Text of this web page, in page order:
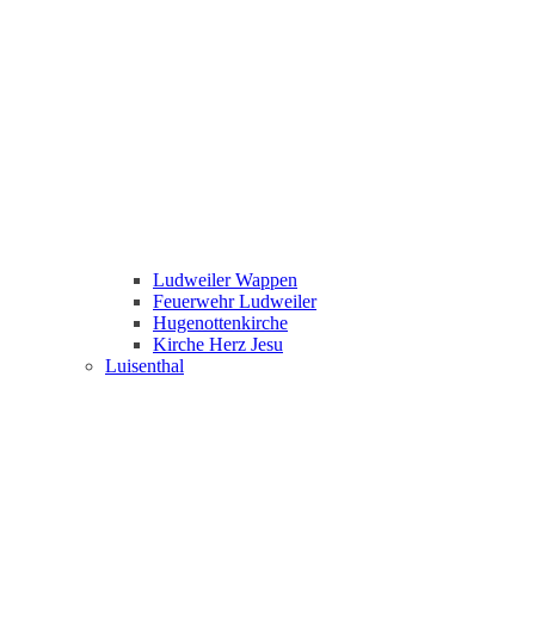
Ludweiler Wappen
Feuerwehr Ludweiler
Hugenottenkirche
Kirche Herz Jesu
Luisenthal